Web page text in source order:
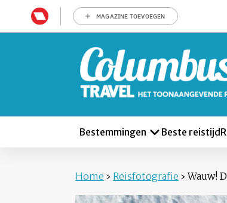
MAGAZINE TOEVOEGEN
Bestemmingen Beste reistijd
Home › Reisfotografie › Wauw!